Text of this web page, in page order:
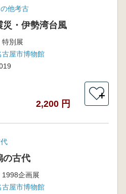
他考古
災・伊勢湾台風
特別展
古屋市博物館
2,200 円
＋
の古代
1998企画展
古屋市博物館